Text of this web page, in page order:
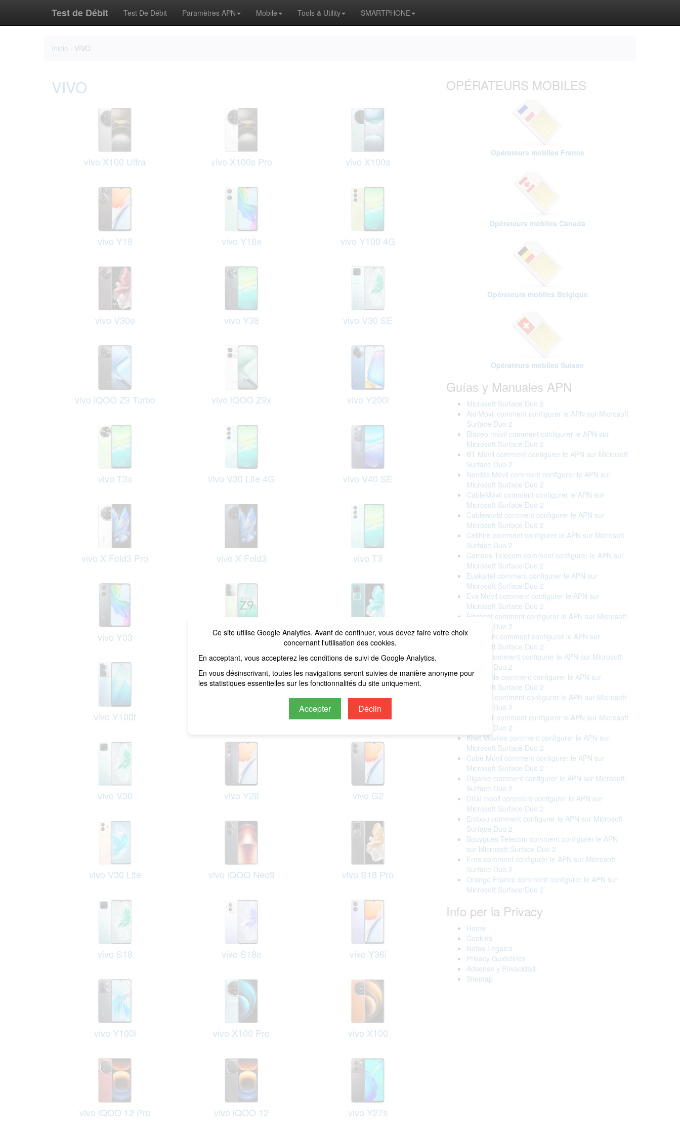
Ce site utilise Google Analytics. Avant de continuer, vous devez faire votre choix
concernant l'utilisation des cookies.
En acceptant, vous accepterez les conditions de suivi de Google Analytics.
En vous désinscrivant, toutes les navigations seront suivies de manière anonyme pour
les statistiques essentielles sur les fonctionnalités du site uniquement.
Accepter Déclin
Test de Débit Test De Débit Paramètres APN Mobile Tools & Utility SMARTPHONE
Inicio · VIVO
VIVO
vivo X100 Ultra vivo X100s Pro vivo X100s
vivo Y18 vivo Y18e vivo Y100 4G
vivo V30e vivo Y38 vivo V30 SE
vivo iQOO Z9 Turbo vivo iQOO Z9x vivo Y200i
vivo T3x vivo V30 Lite 4G vivo V40 SE
vivo X Fold3 Pro vivo X Fold3 vivo T3
vivo Y03 vivo iQOO Z9 vivo V30 Pro
vivo Y100t vivo Y200e
vivo V30 vivo Y28 vivo G2
vivo V30 Lite vivo iQOO Neo9 vivo S18 Pro
vivo S18 vivo S18e vivo Y36i
vivo Y100i vivo X100 Pro vivo X100
vivo iQOO 12 Pro vivo iQOO 12 vivo Y27s
OPÉRATEURS MOBILES
Opérateurs mobiles France
Opérateurs mobiles Canada
Opérateurs mobiles Belgique
Opérateurs mobiles Suisse
Guías y Manuales APN
Microsoft Surface Duo 2
Aki Móvil comment configurer le APN sur Microsoft
Surface Duo 2
Blaveo móvil comment configurer le APN sur
Microsoft Surface Duo 2
BT Móvil comment configurer le APN sur Microsoft
Surface Duo 2
Nordés Móvil comment configurer le APN sur
Microsoft Surface Duo 2
CableMóvil comment configurer le APN sur
Microsoft Surface Duo 2
Cableworld comment configurer le APN sur
Microsoft Surface Duo 2
Cellhire comment configurer le APN sur Microsoft
Surface Duo 2
Correos Telecom comment configurer le APN sur
Microsoft Surface Duo 2
Euskaltel comment configurer le APN sur
Microsoft Surface Duo 2
Eva Móvil comment configurer le APN sur
Microsoft Surface Duo 2
Fibracat comment configurer le APN sur Microsoft
Surface Duo 2
Finetwork comment configurer le APN sur
Microsoft Surface Duo 2
Holafly comment configurer le APN sur Microsoft
Surface Duo 2
ion Mobile comment configurer le APN sur
Microsoft Surface Duo 2
lcr móvil comment configurer le APN sur Microsoft
Surface Duo 2
ipo móvil comment configurer le APN sur Microsoft
Surface Duo 2
Knet Móviles comment configurer le APN sur
Microsoft Surface Duo 2
Cube Móvil comment configurer le APN sur
Microsoft Surface Duo 2
Digame comment configurer le APN sur Microsoft
Surface Duo 2
DIGI mobil comment configurer le APN sur
Microsoft Surface Duo 2
Embou comment configurer le APN sur Microsoft
Surface Duo 2
Bouygues Telecom comment configurer le APN
sur Microsoft Surface Duo 2
Free comment configurer le APN sur Microsoft
Surface Duo 2
Orange France comment configurer le APN sur
Microsoft Surface Duo 2
Info per la Privacy
Home
Cookies
Notas Legales
Privacy Guidelines
Adsense y Privacidad
Sitemap